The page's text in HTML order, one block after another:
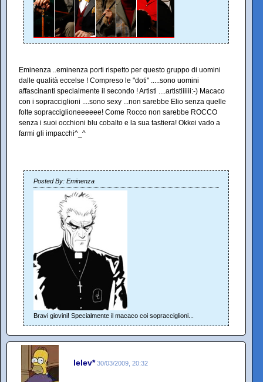
Eminenza ..eminenza porti rispetto per questo gruppo di uomini
dalle qualità eccelse ! Compreso le "doti" .....sono uomini
affascinanti specialmente il secondo ! Artisti ....artistiiiiii:-) Macaco
con i sopracciglioni ....sono sexy ...non sarebbe Elio senza quelle
folte sopracciglioneeeeee! Come Rocco non sarebbe ROCCO
senza i suoi occhioni blu cobalto e la sua tastiera! Okkei vado a
farmi gli impacchi^_^
Posted By: Eminenza
Bravi giovini! Specialmente il macaco coi sopracciglioni...
lelev* 30/03/2009, 20:32